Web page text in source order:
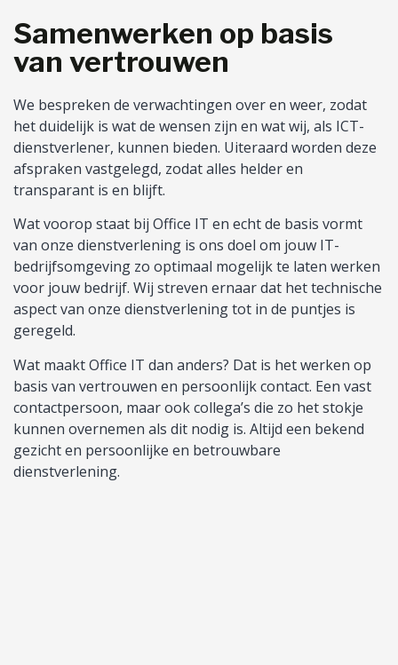
Samenwerken op basis
van vertrouwen
We bespreken de verwachtingen over en weer, zodat
het duidelijk is wat de wensen zijn en wat wij, als ICT-
dienstverlener, kunnen bieden. Uiteraard worden deze
afspraken vastgelegd, zodat alles helder en
transparant is en blijft.
Wat voorop staat bij Office IT en echt de basis vormt
van onze dienstverlening is ons doel om jouw IT-
bedrijfsomgeving zo optimaal mogelijk te laten werken
voor jouw bedrijf. Wij streven ernaar dat het technische
aspect van onze dienstverlening tot in de puntjes is
geregeld.
Wat maakt Office IT dan anders? Dat is het werken op
basis van vertrouwen en persoonlijk contact. Een vast
contactpersoon, maar ook collega’s die zo het stokje
kunnen overnemen als dit nodig is. Altijd een bekend
gezicht en persoonlijke en betrouwbare
dienstverlening.